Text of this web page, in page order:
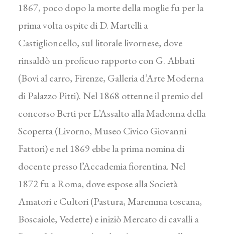
1867, poco dopo la morte della moglie fu per la
prima volta ospite di D. Martelli a
Castiglioncello, sul litorale livornese, dove
rinsaldò un proficuo rapporto con G. Abbati
(Bovi al carro, Firenze, Galleria d’Arte Moderna
di Palazzo Pitti). Nel 1868 ottenne il premio del
concorso Berti per L’Assalto alla Madonna della
Scoperta (Livorno, Museo Civico Giovanni
Fattori) e nel 1869 ebbe la prima nomina di
docente presso l’Accademia fiorentina. Nel
1872 fu a Roma, dove espose alla Società
Amatori e Cultori (Pastura, Maremma toscana,
Boscaiole, Vedette) e iniziò Mercato di cavalli a